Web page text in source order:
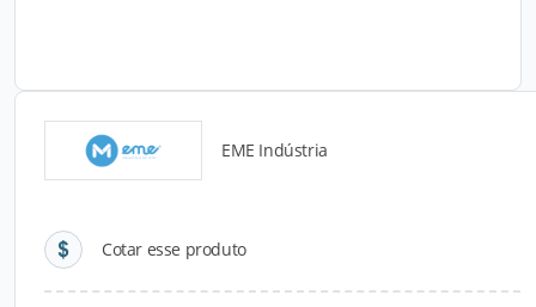
EME Indústria
Cotar esse produto
Detalhes do produto
Descrição do Produto